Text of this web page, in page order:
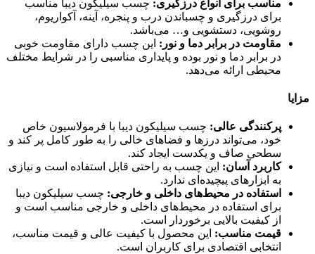
مناسب برای انواع درزگیری: چسب سیلیکون دیبا مناسب
برای درزگیری و چسباندن درب و پنجره، آینه، آکواریوم،
روشویی، دستشویی و… می‌باشد.
مقاومت در برابر دما و نور: این چسب دارای مقاومت خوبی
در برابر دما و نور بوده و پایداری مناسبی را در شرایط مختلف
محیطی ارائه می‌دهد.
مزایا
پرکنندگی عالی: چسب سیلیکون دیبا با فرمولاسیون خاص
خود، می‌تواند درزها و فضاهای خالی را به طور کامل پر کند و
سطحی صاف و یکدست ایجاد کند.
کاربرد آسان: این چسب به راحتی قابل استفاده است و نیازی
به ابزارهای پیچیده‌ای ندارد.
استفاده در محیط‌های داخلی و خارجی: چسب سیلیکون دیبا
برای استفاده در محیط‌های داخلی و خارجی مناسب است و
از کیفیت بالایی برخوردار است.
قیمت مناسب: این محصول با کیفیت عالی و قیمت مناسب،
انتخابی اقتصادی برای کاربران است.